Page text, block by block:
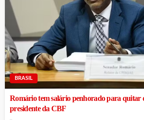
BRASIL
Romário tem salário penhorado para quitar
presidente da CBF